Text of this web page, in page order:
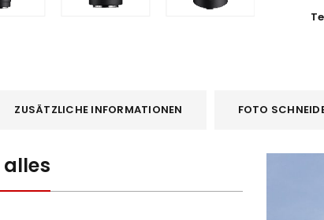
ZUSÄTZLICHE INFORMATIONEN FOTO